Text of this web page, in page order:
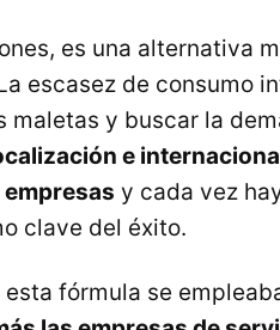
es una alternativa
escasez de consumo
maletas y buscar la
e
y cada vez
clave del éxito.
fórmula se